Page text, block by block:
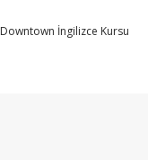
Downtown İngilizce Kursu